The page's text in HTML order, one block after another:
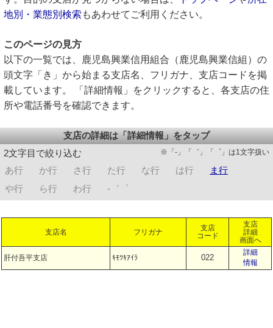
地別・業態別検索 もあわせてご利用ください。
このページの見方
以下の一覧では、鹿児島興業信用組合（鹿児島興業信組）の
頭文字「き」から始まる支店名、フリガナ、支店コードを掲
載しています。 「詳細情報」をクリックすると、各支店の住
所や電話番号を確認できます。
支店の詳細は「詳細情報」をタップ
2文字目で絞り込む
※「-」「゛」「゜」は1文字扱い
あ行 か行 さ行 た行 な行 は行
ま行
や行
ら行 わ行 -゛゜
支店名 フリガナ
支店
コード
支店
詳細
画面へ
肝付吾平支店 ｷﾓﾂｷｱｲﾗ 022
詳細
情報